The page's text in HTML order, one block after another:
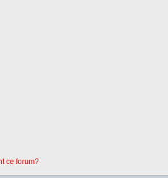
ce forum?